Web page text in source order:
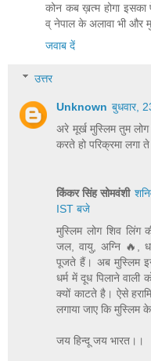
कोन कब ख़त्म होगा इसका
व् नेपाल के अलावा भी और
जवाब दें
उत्तर
Unknown बुधवार,
अरे मूर्ख मुस्लिम तुम
करते हो परिक्रमा लगा ते
किंकर सिंह सोमवंशी
IST बजे
मुस्लिम लोग शिव लिंग
जल, वायु, अग्नि 🔥,
पूजते हैं। अब मुस्लिम
धर्म में दूध पिलाने वाली
क्यों काटते है। ऐसे
लगाया जाए कि मुस्लिम
जय हिन्दू जय भारत।।